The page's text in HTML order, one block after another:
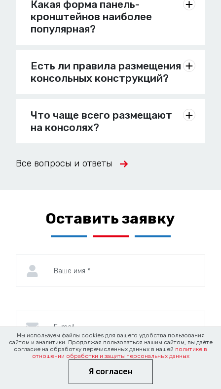
Какая форма панель-
кронштейнов наиболее
популярная?
Есть ли правила размещения
консольных конструкций?
Что чаще всего размещают
на консолях?
Все вопросы и ответы
Оставить заявку
Мы используем файлы cookies для вашего удобства пользования
сайтом и аналитики. Продолжая пользоваться нашим сайтом, вы даёте
согласие на обработку перечисленных данных в нашей политике в
отношении обработки и защиты персональных данных
Я согласен